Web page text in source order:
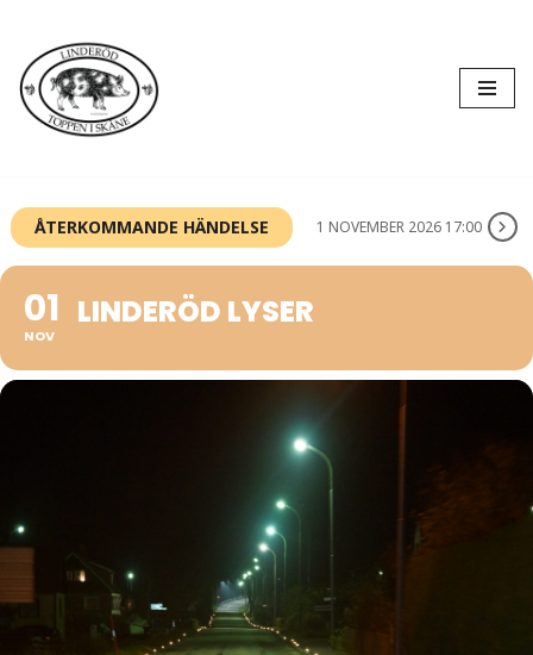
Hoppa
till
innehåll
ÅTERKOMMANDE HÄNDELSE 1 NOVEMBER 2026 17:00
01
NOV
LINDERÖD LYSER